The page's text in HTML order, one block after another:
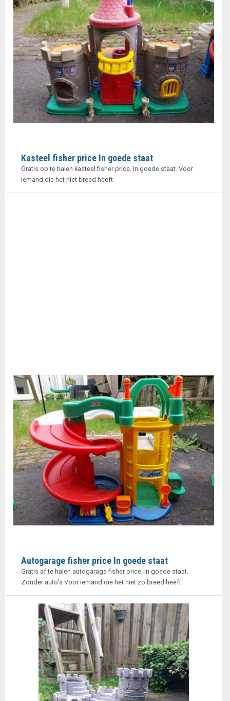
Kasteel fisher price In goede staat
Gratis op te halen kasteel fisher price. In goede staat. Voor
iemand die het niet breed heeft
Autogarage fisher price In goede staat
Gratis af te halen autogarage fisher price. In goede staat.
Zonder auto's Voor iemand die het niet zo breed heeft